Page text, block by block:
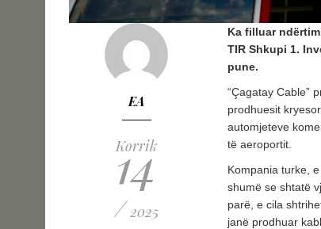
EA
Korrik
14
/ 2025
Ka filluar
TIR Shkupi 1.
pune.
“Çagatay Cable”
prodhuesit
automjeteve
të aeroportit.
Kompania turke,
shumë se shtatë
parë, e cila
janë prodhuar